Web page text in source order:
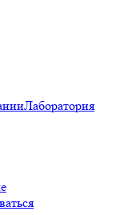
Лаборатория